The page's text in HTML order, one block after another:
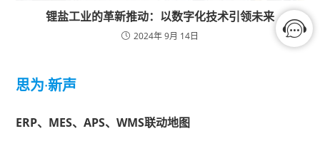
锂盐工业的革新推动：以数字化技术引领未来
2024年 9月 14日
思为·新声
ERP、MES、APS、WMS联动地图